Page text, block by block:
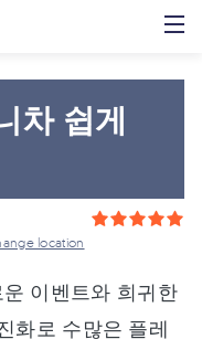
차 쉽게
location
이벤트와 희귀한
화로 수많은 플레